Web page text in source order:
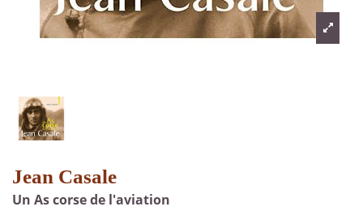
Jean Casale
Un As corse de l'aviation